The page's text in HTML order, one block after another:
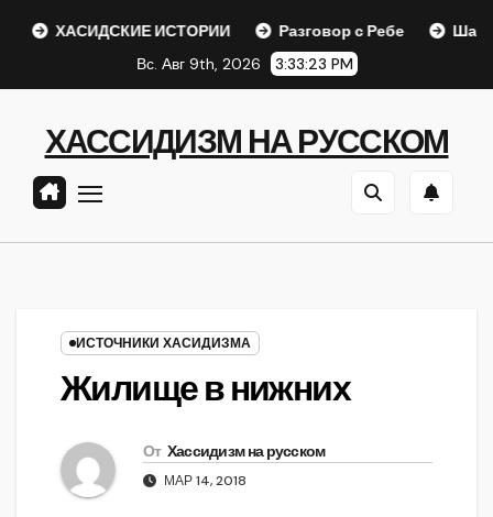
ХАСИДСКИЕ ИСТОРИИ Разговор с Ребе
Шаар
Вс. Авг 9th, 2026
3:33:24 PM
ХАССИДИЗМ НА РУССКОМ
ИСТОЧНИКИ ХАСИДИЗМА
Жилище в нижних
От Хассидизм на русском
МАР 14, 2018